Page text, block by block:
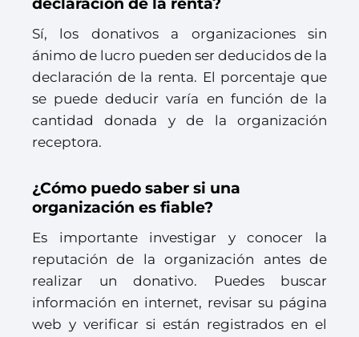
declaración de la renta?
Sí, los donativos a organizaciones sin
ánimo de lucro pueden ser deducidos de la
declaración de la renta. El porcentaje que
se puede deducir varía en función de la
cantidad donada y de la organización
receptora.
¿Cómo puedo saber si una
organización es fiable?
Es importante investigar y conocer la
reputación de la organización antes de
realizar un donativo. Puedes buscar
información en internet, revisar su página
web y verificar si están registrados en el